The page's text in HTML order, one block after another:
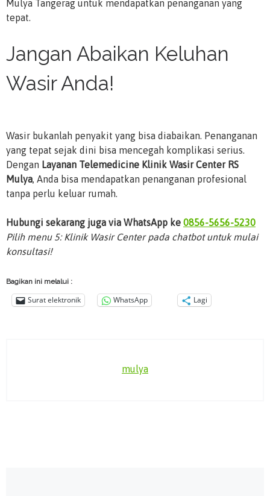
Mulya Tangerag untuk mendapatkan penanganan yang
tepat.
Jangan Abaikan Keluhan
Wasir Anda!
Wasir bukanlah penyakit yang bisa diabaikan. Penanganan
yang tepat sejak dini bisa mencegah komplikasi serius.
Dengan Layanan Telemedicine Klinik Wasir Center RS
Mulya , Anda bisa mendapatkan penanganan profesional
tanpa perlu keluar rumah.
Hubungi sekarang juga via WhatsApp ke 0856-5656-5230
Pilih menu 5: Klinik Wasir Center pada chatbot untuk mulai
konsultasi!
Bagikan ini melalui :
Surat elektronik WhatsApp Lagi
mulya